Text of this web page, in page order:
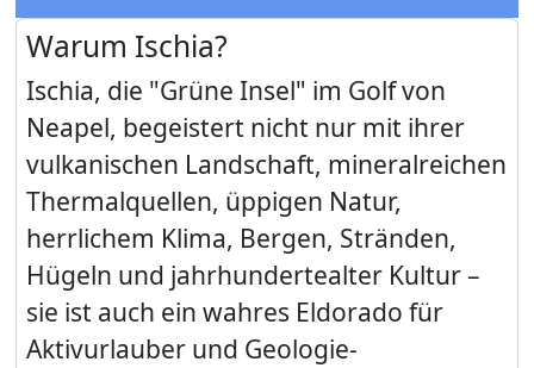
Warum Ischia?
Ischia, die "Grüne Insel" im Golf von
Neapel, begeistert nicht nur mit ihrer
vulkanischen Landschaft, mineralreichen
Thermalquellen, üppigen Natur,
herrlichem Klima, Bergen, Stränden,
Hügeln und jahrhundertealter Kultur –
sie ist auch ein wahres Eldorado für
Aktivurlauber und Geologie-